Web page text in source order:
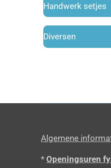
Handwerk setjes
Diversen
Algemene
* Openingsuren